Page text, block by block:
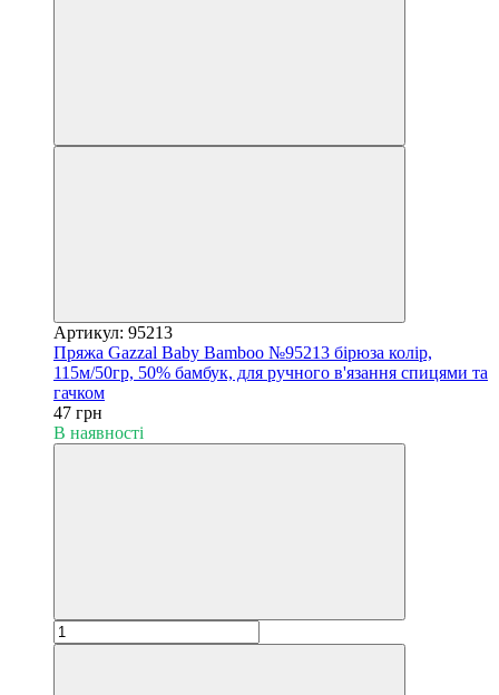
Артикул: 95213
Пряжа Gazzal Baby Bamboo №95213 бірюза колір,
115м/50гр, 50% бамбук, для ручного в'язання спицями та
гачком
47 грн
В наявності